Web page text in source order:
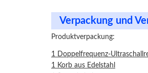
Verpackung und
Produktverpackung:
1 Doppelfrequenz-
1 Korb aus Edelstahl